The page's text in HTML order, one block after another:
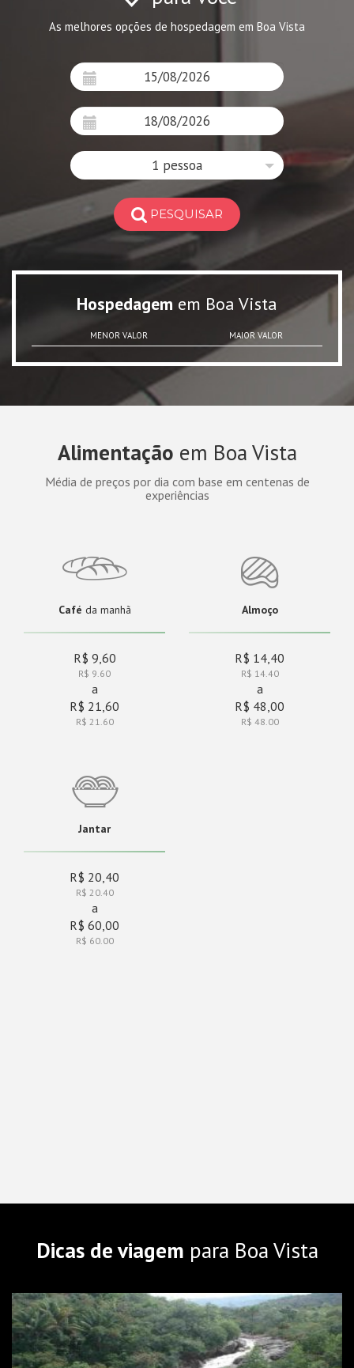
As melhores opções de hospedagem em Boa Vista
1 pessoa
PESQUISAR
Hospedagem em Boa Vista
MENOR VALOR MAIOR VALOR
Alimentação em Boa Vista
Média de preços por dia com base em centenas de
experiências
Café da manhã
R$ 9,60
R$ 9.60
a
R$ 21,60
R$ 21.60
Almoço
R$ 14,40
R$ 14.40
a
R$ 48,00
R$ 48.00
Jantar
R$ 20,40
R$ 20.40
a
R$ 60,00
R$ 60.00
Dicas de viagem para Boa Vista